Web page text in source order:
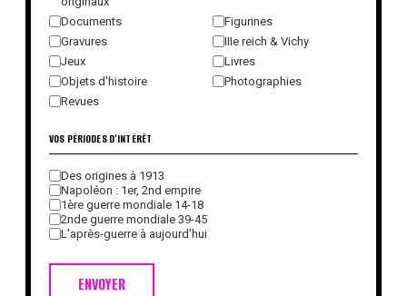
Documents
Figurines
Gravures
IIIe reich & Vichy
Jeux
Livres
Objets d'histoire
Photographies
Revues
ENVOYER
VOS PÉRIODES D'INTÉRÊT
Des origines à 1913
Napoléon : 1er, 2nd empire
1ère guerre mondiale 14-18
2nde guerre mondiale 39-45
L'après-guerre à aujourd'hui